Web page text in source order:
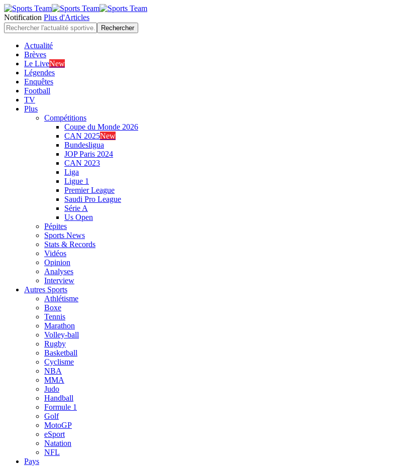
Notification Plus d'Articles
Actualité
Brèves
Le LiveNew
Légendes
Enquêtes
Football
TV
Plus
Compétitions
Coupe du Monde 2026
CAN 2025New
Bundesligua
JOP Paris 2024
CAN 2023
Liga
Ligue 1
Premier League
Saudi Pro League
Série A
Us Open
Pépites
Sports News
Stats & Records
Vidéos
Opinion
Analyses
Interview
Autres Sports
Athlétisme
Boxe
Tennis
Marathon
Volley-ball
Rugby
Basketball
Cyclisme
NBA
MMA
Judo
Handball
Formule 1
Golf
MotoGP
eSport
Natation
NFL
Pays